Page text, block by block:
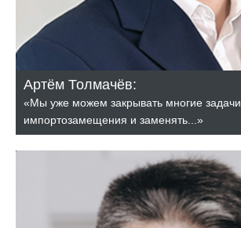
Артём Толмачёв:
«Мы уже можем закрывать многие задачи
импортозамещения и заменять...»